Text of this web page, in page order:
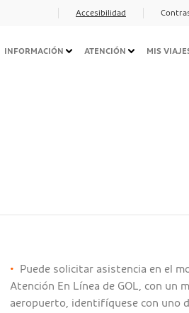
Accesibilidad
Navegação
INFORMACIÓN ATENCIÓN MIS
•
Puede solicitar asistencia en el
Atención En Línea de GOL, con un
aeropuerto, identifíquese con uno